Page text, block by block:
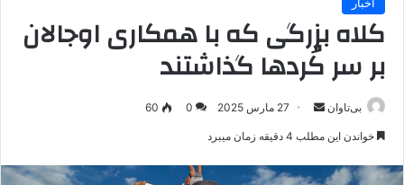
کلاه بزرگی که با همکاری اوجالان
بر سر کُردها گذاشتند
بی‌تاوان
ر
27 مارس 2025 0
60
خواندن این مطلب 4 دقیقه زمان میبرد